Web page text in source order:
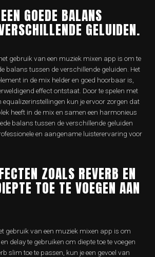
GOEDE BALANS
GELUIDEN.
gebruik van een muziek mixen app is om te
balans tussen de verschillende geluiden. Het
in de mix helder en goed hoorbaar is,
effect ontstaat. Door te spelen met
kun je ervoor zorgen dat
heeft in de mix en samen een harmonieus
balans tussen de verschillende geluiden
en aangename luisterervaring voor
ZOALS REVERB EN
TOE TE VOEGEN AAN
gebruik van een muziek mixen app is om
delay te gebruiken om diepte toe te voegen
slim toe te passen, kun je een gevoel van